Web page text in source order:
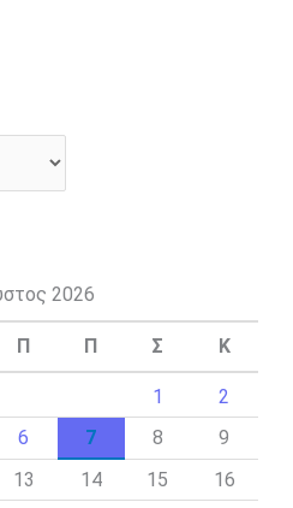
2026
Π Π Σ Κ
1
2
6 7 8
9
13 14 15
16